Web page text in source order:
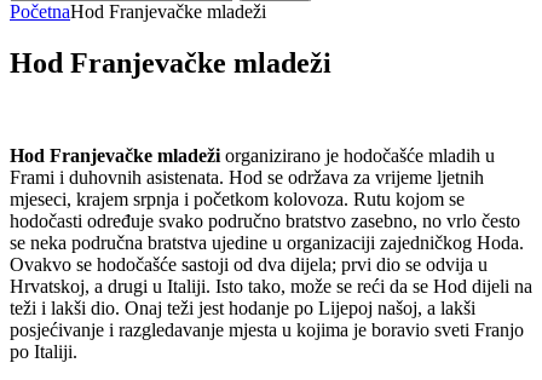
PočetnaHod Franjevačke mladeži
Hod Franjevačke mladeži
Hod Franjevačke mladeži organizirano je hodočašće mladih u
Frami i duhovnih asistenata. Hod se održava za vrijeme ljetnih
mjeseci, krajem srpnja i početkom kolovoza. Rutu kojom se
hodočasti određuje svako područno bratstvo zasebno, no vrlo često
se neka područna bratstva ujedine u organizaciji zajedničkog Hoda.
Ovakvo se hodočašće sastoji od dva dijela; prvi dio se odvija u
Hrvatskoj, a drugi u Italiji. Isto tako, može se reći da se Hod dijeli na
teži i lakši dio. Onaj teži jest hodanje po Lijepoj našoj, a lakši
posjećivanje i razgledavanje mjesta u kojima je boravio sveti Franjo
po Italiji.